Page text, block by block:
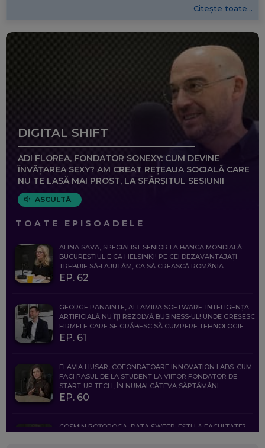
Citește toate...
DIGITAL SHIFT
ADI FLOREA, FONDATOR SONEXY: CUM DEVINE
ÎNVĂȚAREA SEXY? AM CREAT REȚEAUA SOCIALĂ CARE
NU TE LASĂ MAI PROST, LA SFÂRȘITUL SESIUNII
ASCULTĂ
TOATE EPISOADELE
ALINA SAVA, SPECIALIST SENIOR LA BANCA MONDIALĂ:
BUCUREȘTIUL E CA HELSINKI! PE CEI DEZAVANTAJAȚI
TREBUIE SĂ-I AJUTĂM, CA SĂ CREASCĂ ROMÂNIA
EP. 62
GEORGE PANAINTE, ALTAMIRA SOFTWARE: INTELIGENȚA
ARTIFICIALĂ NU ÎȚI REZOLVĂ BUSINESS-UL! UNDE GREȘESC
FIRMELE CARE SE GRĂBESC SĂ CUMPERE TEHNOLOGIE
EP. 61
FLAVIA HUSAR, COFONDATOARE INNOVATION LABS: CUM
FACI PASUL DE LA STUDENT LA VIITOR FONDATOR DE
START-UP TECH, ÎN NUMAI CÂTEVA SĂPTĂMÂNI
EP. 60
COSMIN BOȚOROGA, DATA SWEEP: EȘTI LA FACULTATE?